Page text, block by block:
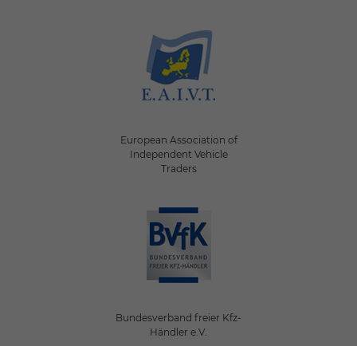
European Association of
Independent Vehicle
Traders
Bundesverband freier Kfz-
Händler e.V.